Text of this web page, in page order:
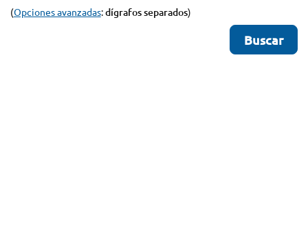
(Opciones avanzadas:dígrafos separados)